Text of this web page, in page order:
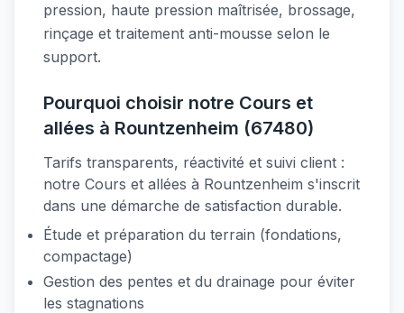
pression, haute pression maîtrisée, brossage,
rinçage et traitement anti-mousse selon le
support.
Pourquoi choisir notre Cours et
allées à Rountzenheim (67480)
Tarifs transparents, réactivité et suivi client :
notre Cours et allées à Rountzenheim s'inscrit
dans une démarche de satisfaction durable.
Étude et préparation du terrain (fondations,
compactage)
Gestion des pentes et du drainage pour éviter
les stagnations